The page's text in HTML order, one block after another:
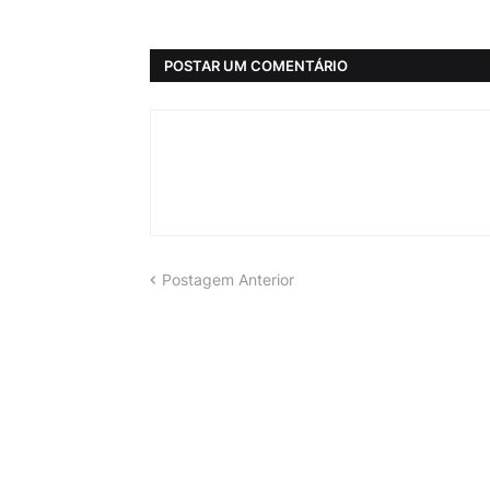
POSTAR UM COMENTÁRIO
Postagem Anterior